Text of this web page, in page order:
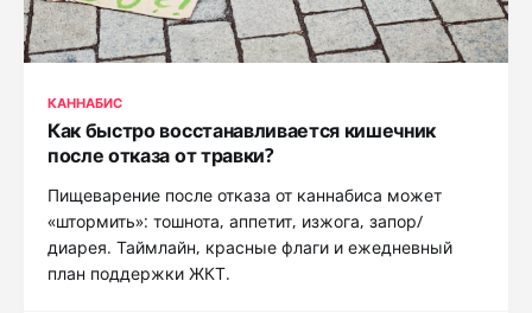
КАННАБИС
Как быстро восстанавливается кишечник
после отказа от травки?
Пищеварение после отказа от каннабиса может
«штормить»: тошнота, аппетит, изжога, запор/
диарея. Таймлайн, красные флаги и ежедневный
план поддержки ЖКТ.